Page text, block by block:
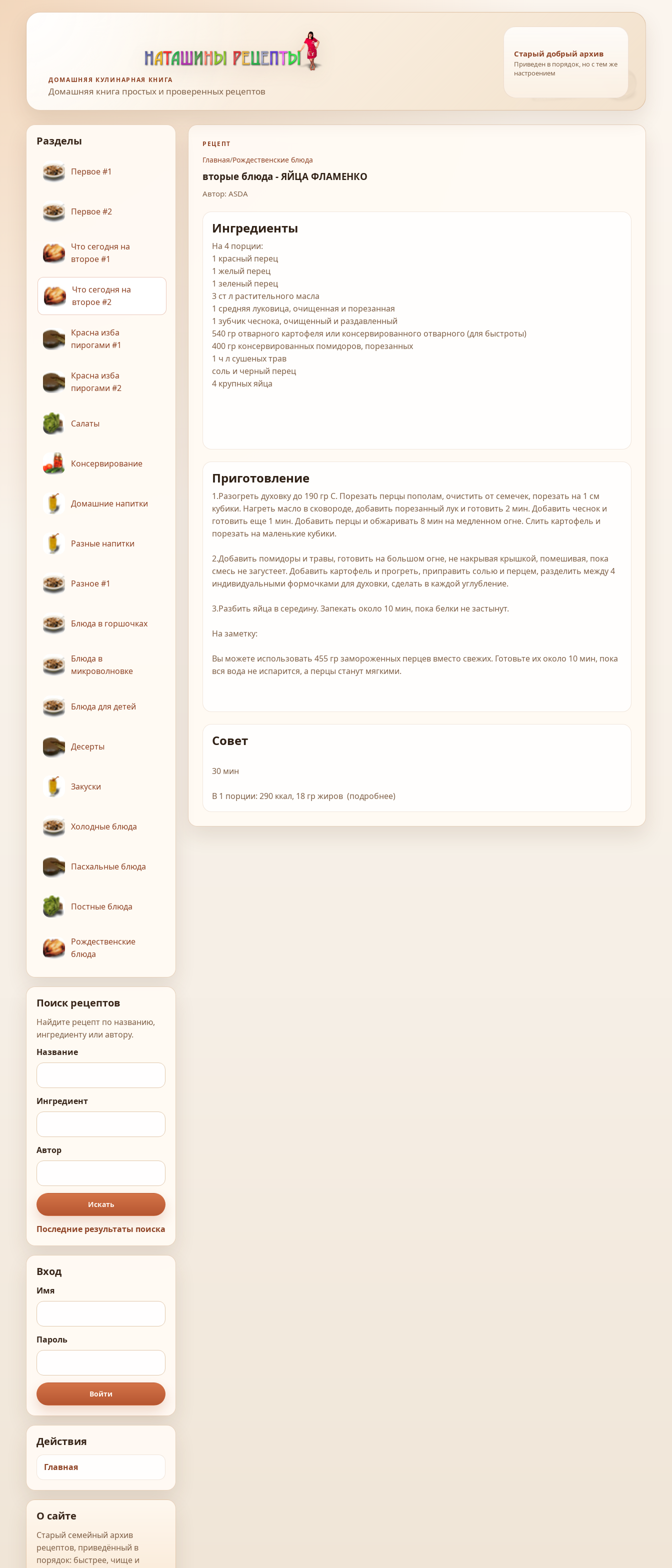
ДОМАШНЯЯ КУЛИНАРНАЯ КНИГА
Домашняя книга простых и проверенных рецептов
Старый добрый архив
Приведен в порядок, но с тем же
настроением
Разделы
Первое #1
Первое #2
Что сегодня на
второе #1
Что сегодня на
второе #2
Красна изба
пирогами #1
Красна изба
пирогами #2
Салаты
Консервирование
Домашние напитки
Разные напитки
Разное #1
Блюда в горшочках
Блюда в
микроволновке
Блюда для детей
Десерты
Закуски
Холодные блюда
Пасхальные блюда
Постные блюда
Рождественские
блюда
Поиск рецептов
Найдите рецепт по названию,
ингредиенту или автору.
Название
Ингредиент
Автор
Искать
Последние результаты поиска
Вход
Имя
Пароль
Войти
Действия
Главная
О сайте
Старый семейный архив
рецептов, приведённый в
порядок: быстрее, чище и
РЕЦЕПТ
Главная/Рождественские блюда
вторые блюда - ЯЙЦА ФЛАМЕНКО
Автор: ASDA
Ингредиенты
На 4 порции:
1 красный перец
1 желый перец
1 зеленый перец
3 ст л растительного масла
1 средняя луковица, очищенная и порезанная
1 зубчик чеснока, очищенный и раздавленный
540 гр отварного картофеля или консервированного отварного (для быстроты)
400 гр консервированных помидоров, порезанных
1 ч л сушеных трав
соль и черный перец
4 крупных яйца
Приготовление
1.Разогреть духовку до 190 гр С. Порезать перцы пополам, очистить от семечек, порезать на 1 см
кубики. Нагреть масло в сковороде, добавить порезанный лук и готовить 2 мин. Добавить чеснок и
готовить еще 1 мин. Добавить перцы и обжаривать 8 мин на медленном огне. Слить картофель и
порезать на маленькие кубики.
2.Добавить помидоры и травы, готовить на большом огне, не накрывая крышкой, помешивая, пока
смесь не загустеет. Добавить картофель и прогреть, приправить солью и перцем, разделить между 4
индивидуальными формочками для духовки, сделать в каждой углубление.
3.Разбить яйца в середину. Запекать около 10 мин, пока белки не застынут.
На заметку:
Вы можете использовать 455 гр замороженных перцев вместо свежих. Готовьте их около 10 мин, пока
вся вода не испарится, а перцы станут мягкими.
Совет
30 мин
В 1 порции: 290 ккал, 18 гр жиров (подробнее)